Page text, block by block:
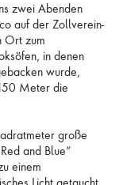
zwei Abenden
auf der Zollverein-
Ort zum
in denen
wurde,
Meter die
große
and Blue“
einem